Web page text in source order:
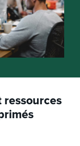
ressources